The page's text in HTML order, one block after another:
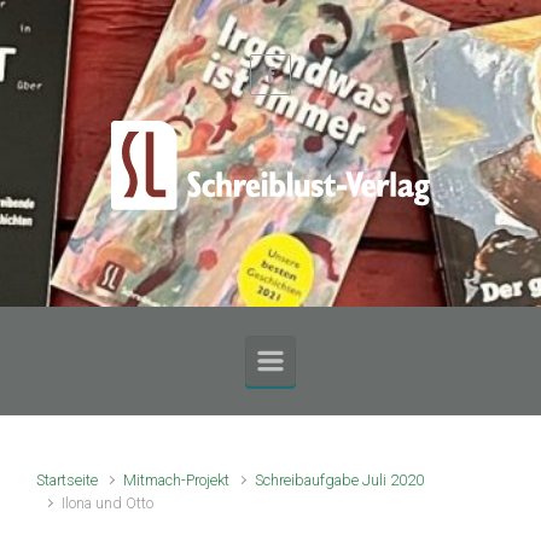
Zum Hauptinhalt springen
Startseite Mitmach-Projekt
Schreibaufgabe Juli 2020
Ilona und Otto